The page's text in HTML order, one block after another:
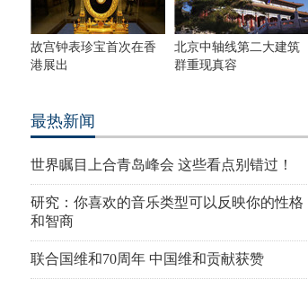
故宫钟表珍宝首次在香
港展出
北京中轴线第二大建筑
群重现真容
最热新闻
世界瞩目上合青岛峰会 这些看点别错过！
研究：你喜欢的音乐类型可以反映你的性格
和智商
联合国维和70周年 中国维和贡献获赞